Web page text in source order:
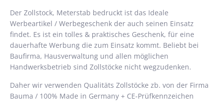
Der Zollstock, Meterstab bedruckt ist das Ideale
Werbeartikel / Werbegeschenk der auch seinen Einsatz
findet. Es ist ein tolles & praktisches Geschenk, für eine
dauerhafte Werbung die zum Einsatz kommt. Beliebt bei
Baufirma, Hausverwaltung und allen möglichen
Handwerksbetrieb sind Zollstöcke nicht wegzudenken.
Daher wir verwenden Qualitäts Zollstöcke zb. von der Firma
Bauma / 100% Made in Germany + CE-Prüfkennzeichen